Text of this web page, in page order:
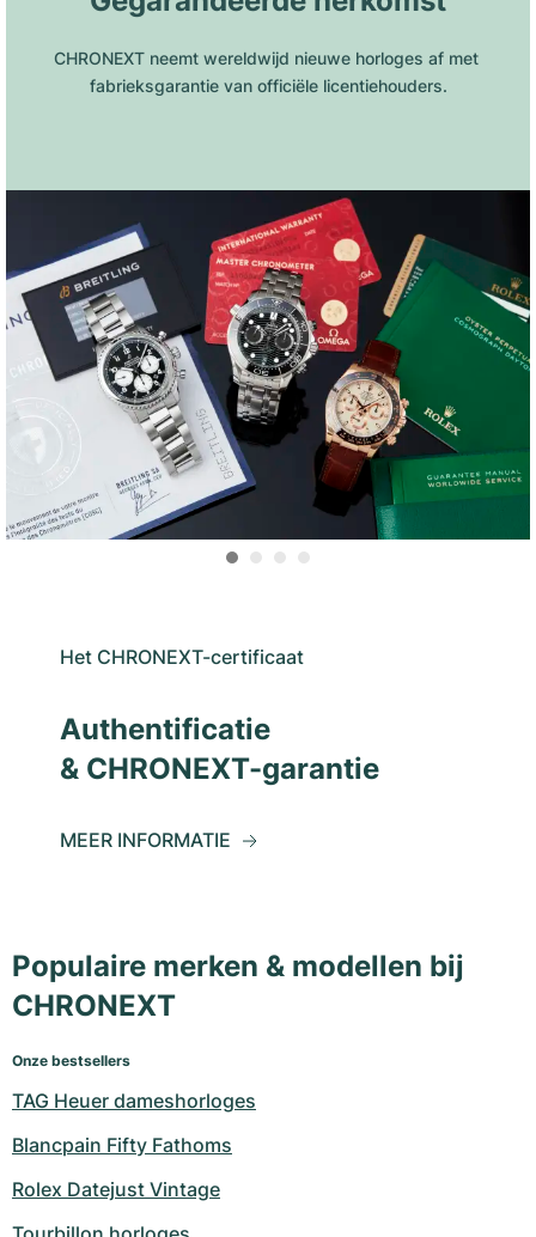
CHRONEXT neemt wereldwijd nieuwe horloges af met
fabrieksgarantie van officiële licentiehouders.
Het CHRONEXT-certificaat
Authentificatie
& CHRONEXT-garantie
MEER INFORMATIE
Populaire merken & modellen bij
CHRONEXT
Onze bestsellers
TAG Heuer dameshorloges
Blancpain Fifty Fathoms
Rolex Datejust Vintage